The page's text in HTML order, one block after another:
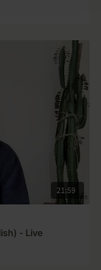
21:59
- Live